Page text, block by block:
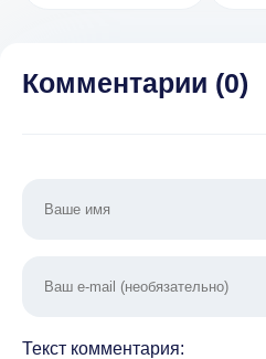
Комментарии (0)
Текст комментария: